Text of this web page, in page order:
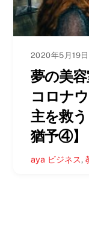
2020年5月19日
夢の美
コロナ
主を救
猶予④】
aya ビジネス,